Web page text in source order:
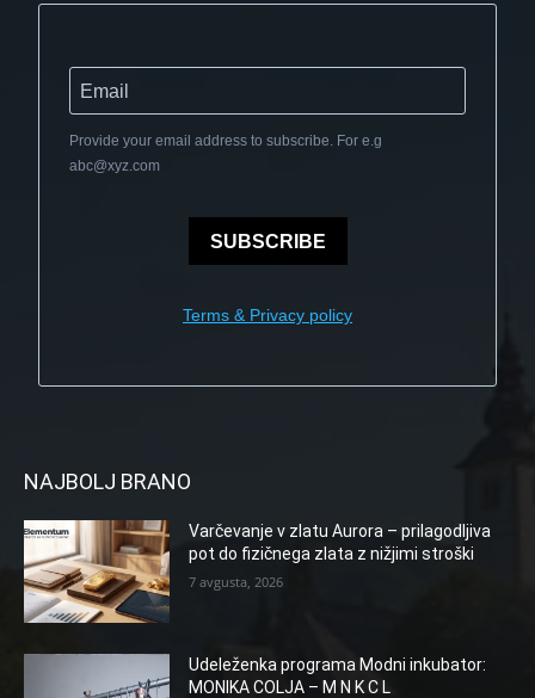
Provide your email address to subscribe. For e.g
abc@xyz.com
SUBSCRIBE
Terms & Privacy policy
NAJBOLJ BRANO
Varčevanje v zlatu Aurora – prilagodljiva
pot do fizičnega zlata z nižjimi stroški
7 avgusta, 2026
Udeleženka programa Modni inkubator:
MONIKA COLJA – M N K C L